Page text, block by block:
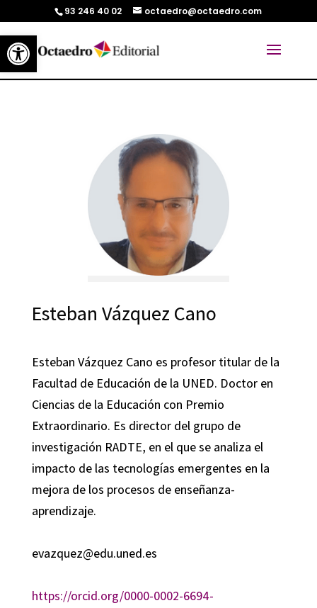
Abrir barra de herramientas
93 246 40 02 octaedro@octaedro.com
Esteban Vázquez Cano
Esteban Vázquez Cano es profesor titular de la
Facultad de Educación de la UNED. Doctor en
Ciencias de la Educación con Premio
Extraordinario. Es director del grupo de
investigación RADTE, en el que se analiza el
impacto de las tecnologías emergentes en la
mejora de los procesos de enseñanza-
aprendizaje.
evazquez@edu.uned.es
https://orcid.org/0000-0002-6694-